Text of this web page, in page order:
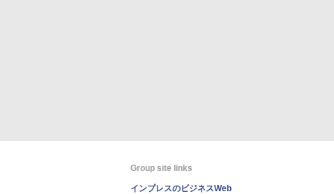
Group site links
インプレスのビジネスWeb